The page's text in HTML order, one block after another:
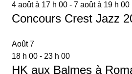
4 août à 17 h 00- 7 août à 19 h 00
Concours Crest Jazz
Août 7
18 h 00- 23 h 00
HK aux Balmes à